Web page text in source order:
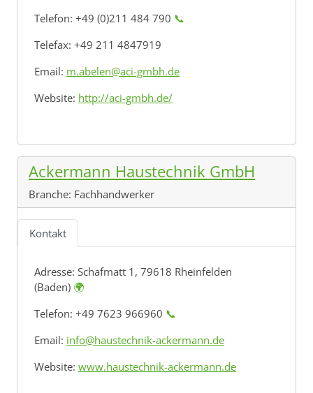
Telefon: +49 (0)211 484 790 📞
Telefax: +49 211 4847919
Email: m.abelen@aci-gmbh.de
Website: http://aci-gmbh.de/
Ackermann Haustechnik GmbH
Branche: Fachhandwerker
Kontakt
Adresse: Schafmatt 1, 79618 Rheinfelden
(Baden) 🌍
Telefon: +49 7623 966960 📞
Email: info@haustechnik-ackermann.de
Website: www.haustechnik-ackermann.de